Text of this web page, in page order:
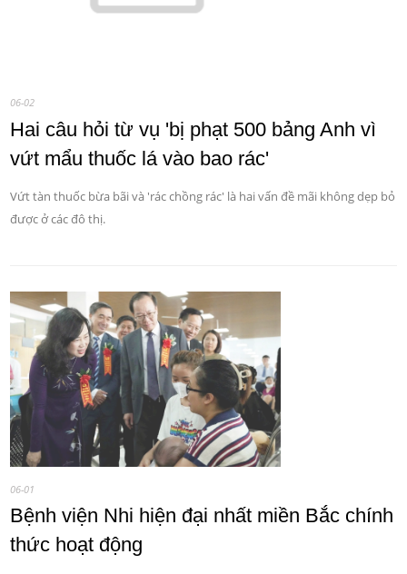
06-02
Hai câu hỏi từ vụ 'bị phạt 500 bảng Anh vì
vứt mẩu thuốc lá vào bao rác'
Vứt tàn thuốc bừa bãi và 'rác chồng rác' là hai vấn đề mãi không dẹp bỏ
được ở các đô thị.
06-01
Bệnh viện Nhi hiện đại nhất miền Bắc chính
thức hoạt động